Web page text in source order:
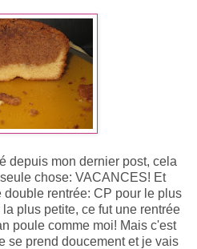
depuis mon dernier post, cela
chose: VACANCES! Et
rentrée: CP pour le plus
plus petite, ce fut une rentrée
poule comme moi! Mais c'est
se prend doucement et je vais